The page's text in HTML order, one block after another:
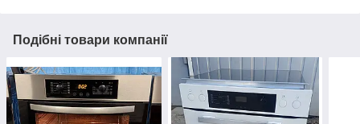
Подібні товари компанії